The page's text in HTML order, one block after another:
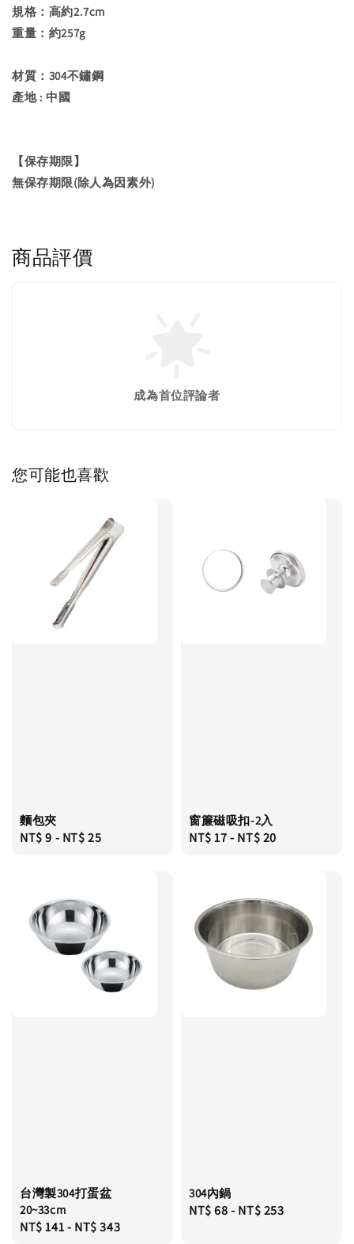
規格：高約2.7cm
重量：約257g
材質：304不鏽鋼
產地 : 中國
【保存期限】
無保存期限(除人為因素外)
商品評價
成為首位評論者
您可能也喜歡
麵包夾
Regular
NT$ 9 - NT$ 25
窗簾磁吸扣-2入
Regular
NT$ 17- NT$ 20
台灣製304打蛋盆
20~33cm
Regular
NT$ 141- NT$ 343
304內鍋
Regular
NT$ 68- NT$ 253